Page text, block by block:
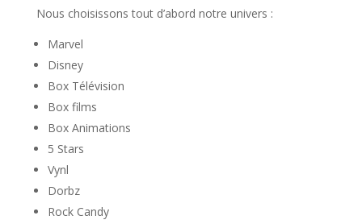
Nous choisissons tout d’abord notre univers :
Marvel
Disney
Box Télévision
Box films
Box Animations
5 Stars
Vynl
Dorbz
Rock Candy